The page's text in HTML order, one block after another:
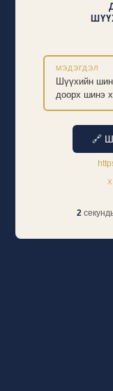
МЭДЭГДЭЛ
Шүүхийн
доорх шинэ
🔗
2